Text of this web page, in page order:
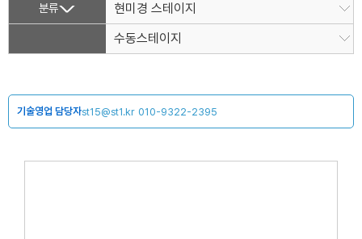
분류
현미경 스테이지
수동스테이지
기술영업 담당자st15@st1.kr 010-9322-2395